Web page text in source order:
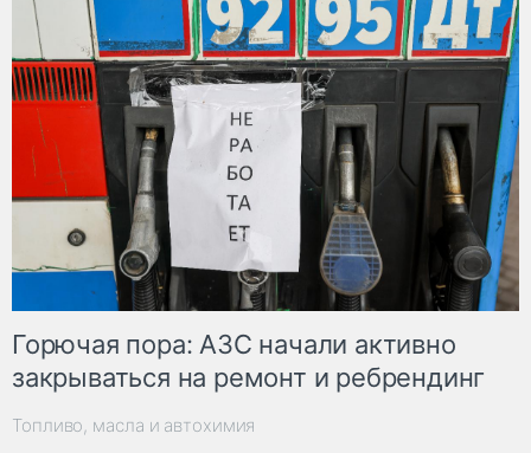
Горючая пора: АЗС начали активно
закрываться на ремонт и ребрендинг
Топливо, масла и автохимия